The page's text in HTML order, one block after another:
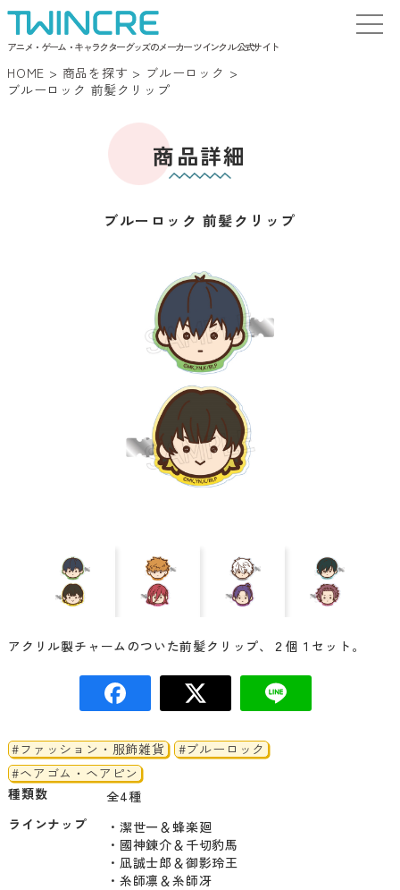
アニメ・ゲーム・キャラクターグッズのメーカー ツインクル 公式サイト
HOME > 商品を探す > ブルーロック >
ブルーロック 前髪クリップ
商品詳細
ブルーロック 前髪クリップ
アクリル製チャームのついた前髪クリップ、２個１セット。
#ファッション・服飾雑貨
#ブルーロック
#ヘアゴム・ヘアピン
種類数
全4種
ラインナップ
・潔世一＆蜂楽廻
・國神錬介＆千切豹馬
・凪誠士郎＆御影玲王
・糸師凛＆糸師冴